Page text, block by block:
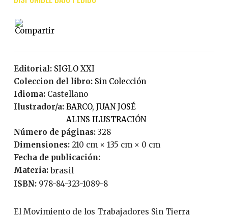
Editorial:
SIGLO XXI
Coleccion del libro:
Sin Colección
Idioma:
Castellano
Ilustrador/a:
BARCO, JUAN JOSÉ
ALINS ILUSTRACIÓN
Número de páginas:
328
Dimensiones: 210 cm × 135 cm × 0 cm
Fecha de publicación:
Materia:brasil
ISBN: 978-84-323-1089-8
El Movimiento de los Trabajadores Sin Tierra